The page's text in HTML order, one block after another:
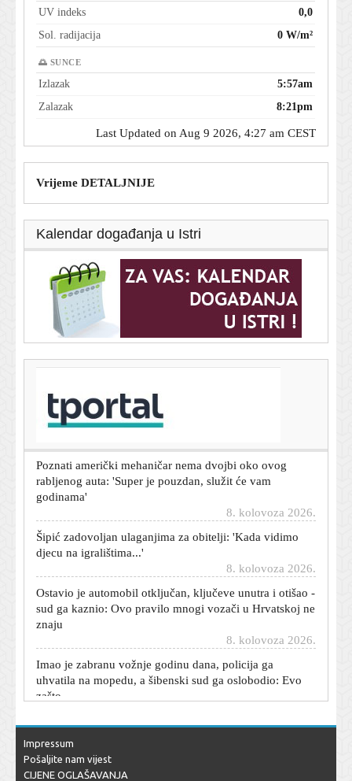
UV indeks
0,0
Sol. radijacija
0 W/m²
🌅 SUNCE
Izlazak
5:57am
Zalazak
8:21pm
Last Updated on Aug 9 2026, 4:27 am CEST
Vrijeme DETALJNIJE
Kalendar događanja u Istri
T-portal.hr
Poznati mehaničar oduševljen ovim rabljenim autom:
'Može trajati gotovo beskonačno'
Poznati američki mehaničar nema dvojbi oko ovog
rabljenog auta: 'Super je pouzdan, služit će vam
godinama'
Šipić zadovoljan ulaganjima za obitelji: 'Kada vidimo
djecu na igralištima...'
Ostavio je automobil otključan, ključeve unutra i otišao -
sud ga kaznio: Ovo pravilo mnogi vozači u Hrvatskoj ne
znaju
Imao je zabranu vožnje godinu dana, policija ga
uhvatila na mopedu, a šibenski sud ga oslobodio: Evo
zašto
Carević nakon novog poraza: Odigrali smo vrhunsku
Impressum
Pošaljite nam vijest
CIJENE OGLAŠAVANJA